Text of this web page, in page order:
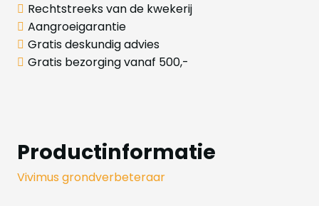
Rechtstreeks van de kwekerij
Aangroeigarantie
Gratis deskundig advies
Gratis bezorging vanaf 500,-
Productinformatie
Vivimus grondverbeteraar